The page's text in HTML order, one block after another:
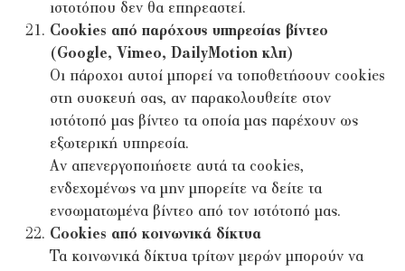
ιστοτόπου δεν θα επηρεαστεί.
Cookies από παρόχους υπηρεσίας βίντεο
(Google, Vimeo, DailyMotion κλπ)
Οι πάροχοι αυτοί μπορεί να τοποθετήσουν cookies
στη συσκευή σας, αν παρακολουθείτε στον
ιστότοπό μας βίντεο τα οποία μας παρέχουν ως
εξωτερική υπηρεσία.
Αν απενεργοποιήσετε αυτά τα cookies,
ενδεχομένως να μην μπορείτε να δείτε τα
ενσωματωμένα βίντεο από τον ιστότοπό μας.
Cookies από κοινωνικά δίκτυα
Τα κοινωνικά δίκτυα τρίτων μερών μπορούν να